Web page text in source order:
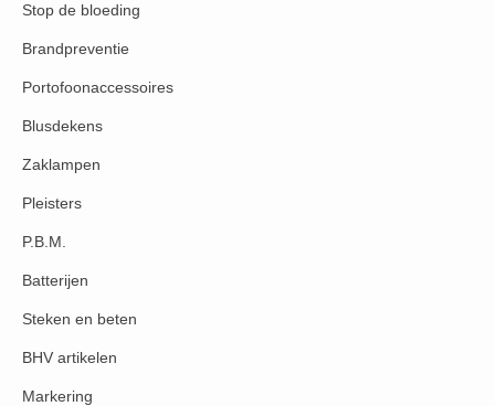
Stop de bloeding
Brandpreventie
Portofoonaccessoires
Blusdekens
Zaklampen
Pleisters
P.B.M.
Batterijen
Steken en beten
BHV artikelen
Markering